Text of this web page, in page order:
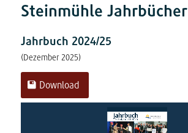
Steinmühle Jahrbücher
Jahrbuch 2024/25
(Dezember 2025)
Download
Fotos
bearbeitet
Jahrbuch
Schuljahr 2024/25